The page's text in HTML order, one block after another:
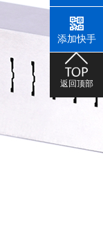
添加快手
返回顶部